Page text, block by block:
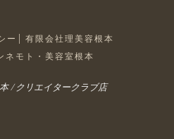
ー
有限会社理美容根本
ネモト・美容室根本
/ クリエイタークラブ店